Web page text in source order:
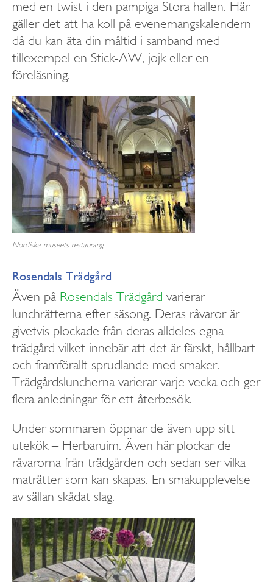
med en twist i den pampiga Stora hallen. Här
gäller det att ha koll på evenemangskalendern
då du kan äta din måltid i samband med
tillexempel en Stick-AW, jojk eller en
föreläsning.
Nordiska museets restaurang
Rosendals Trädgård
Även på Rosendals Trädgård varierar
lunchrätterna efter säsong. Deras råvaror är
givetvis plockade från deras alldeles egna
trädgård vilket innebär att det är färskt, hållbart
och framförallt sprudlande med smaker.
Trädgårdsluncherna varierar varje vecka och ger
flera anledningar för ett återbesök.
Under sommaren öppnar de även upp sitt
utekök – Herbaruim. Även här plockar de
råvarorna från trädgården och sedan ser vilka
maträtter som kan skapas. En smakupplevelse
av sällan skådat slag.